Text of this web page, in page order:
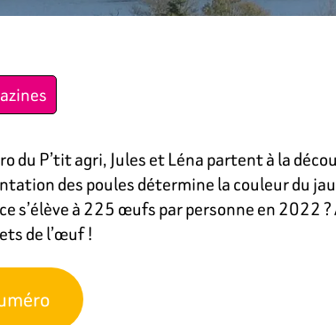
du P’tit agri, Jules et Léna partent à la
des poules détermine la couleur du
s’élève à 225 œufs par personne en 2022
de l’œuf !